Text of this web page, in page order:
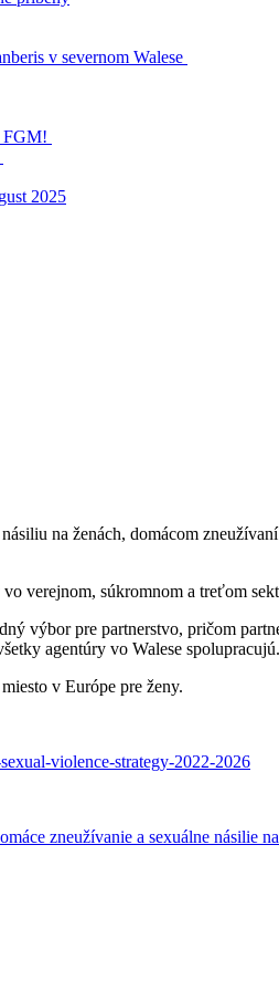
v severnom Walese
FGM!
2025
na ženách, domácom
verejnom, súkromnom a treťom
výbor pre partnerstvo, pričom
agentúry vo Walese spolupracujú.
v Európe pre ženy.
violence-strategy-2022-2026
zneužívanie a sexuálne násilie